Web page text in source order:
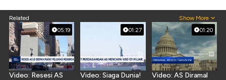
Related Show More
05:19
Video: Resesi AS
01:27
Video: Siaga Dunia!
01:20
Video: AS Diramal